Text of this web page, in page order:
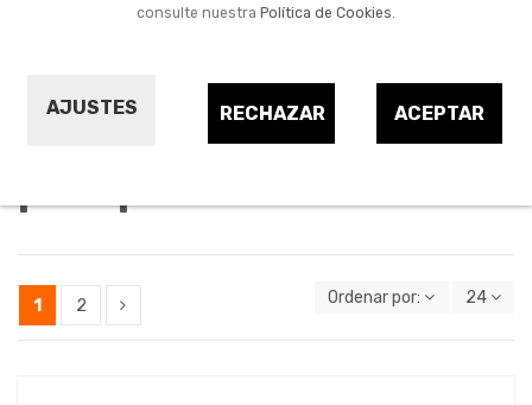
consulte nuestra Política de Cookies.
AJUSTES ACEPTAR
RECHAZAR
Jardineras y macetas de exterior para plantas
Jardineras y macetas
1 2 Ordenar por: 24